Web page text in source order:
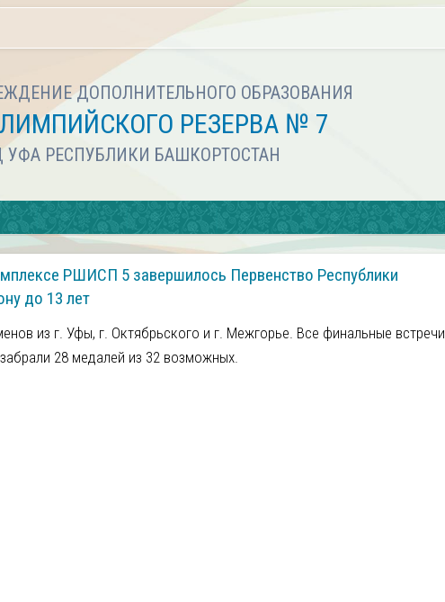
ДОПОЛНИТЕЛЬНОГО ОБРАЗОВАНИЯ
РЕЗЕРВА № 7
УФА РЕСПУБЛИКИ БАШКОРТОСТАН
РШИСП 5 завершилось Первенство Республики
до 13 лет
из г. Уфы, г. Октябрьского и г. Межгорье. Все финальные встречи
28 медалей из 32 возможных.